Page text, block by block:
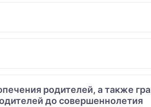
родителей, а также
до совершеннолетия